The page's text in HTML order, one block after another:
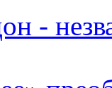
-